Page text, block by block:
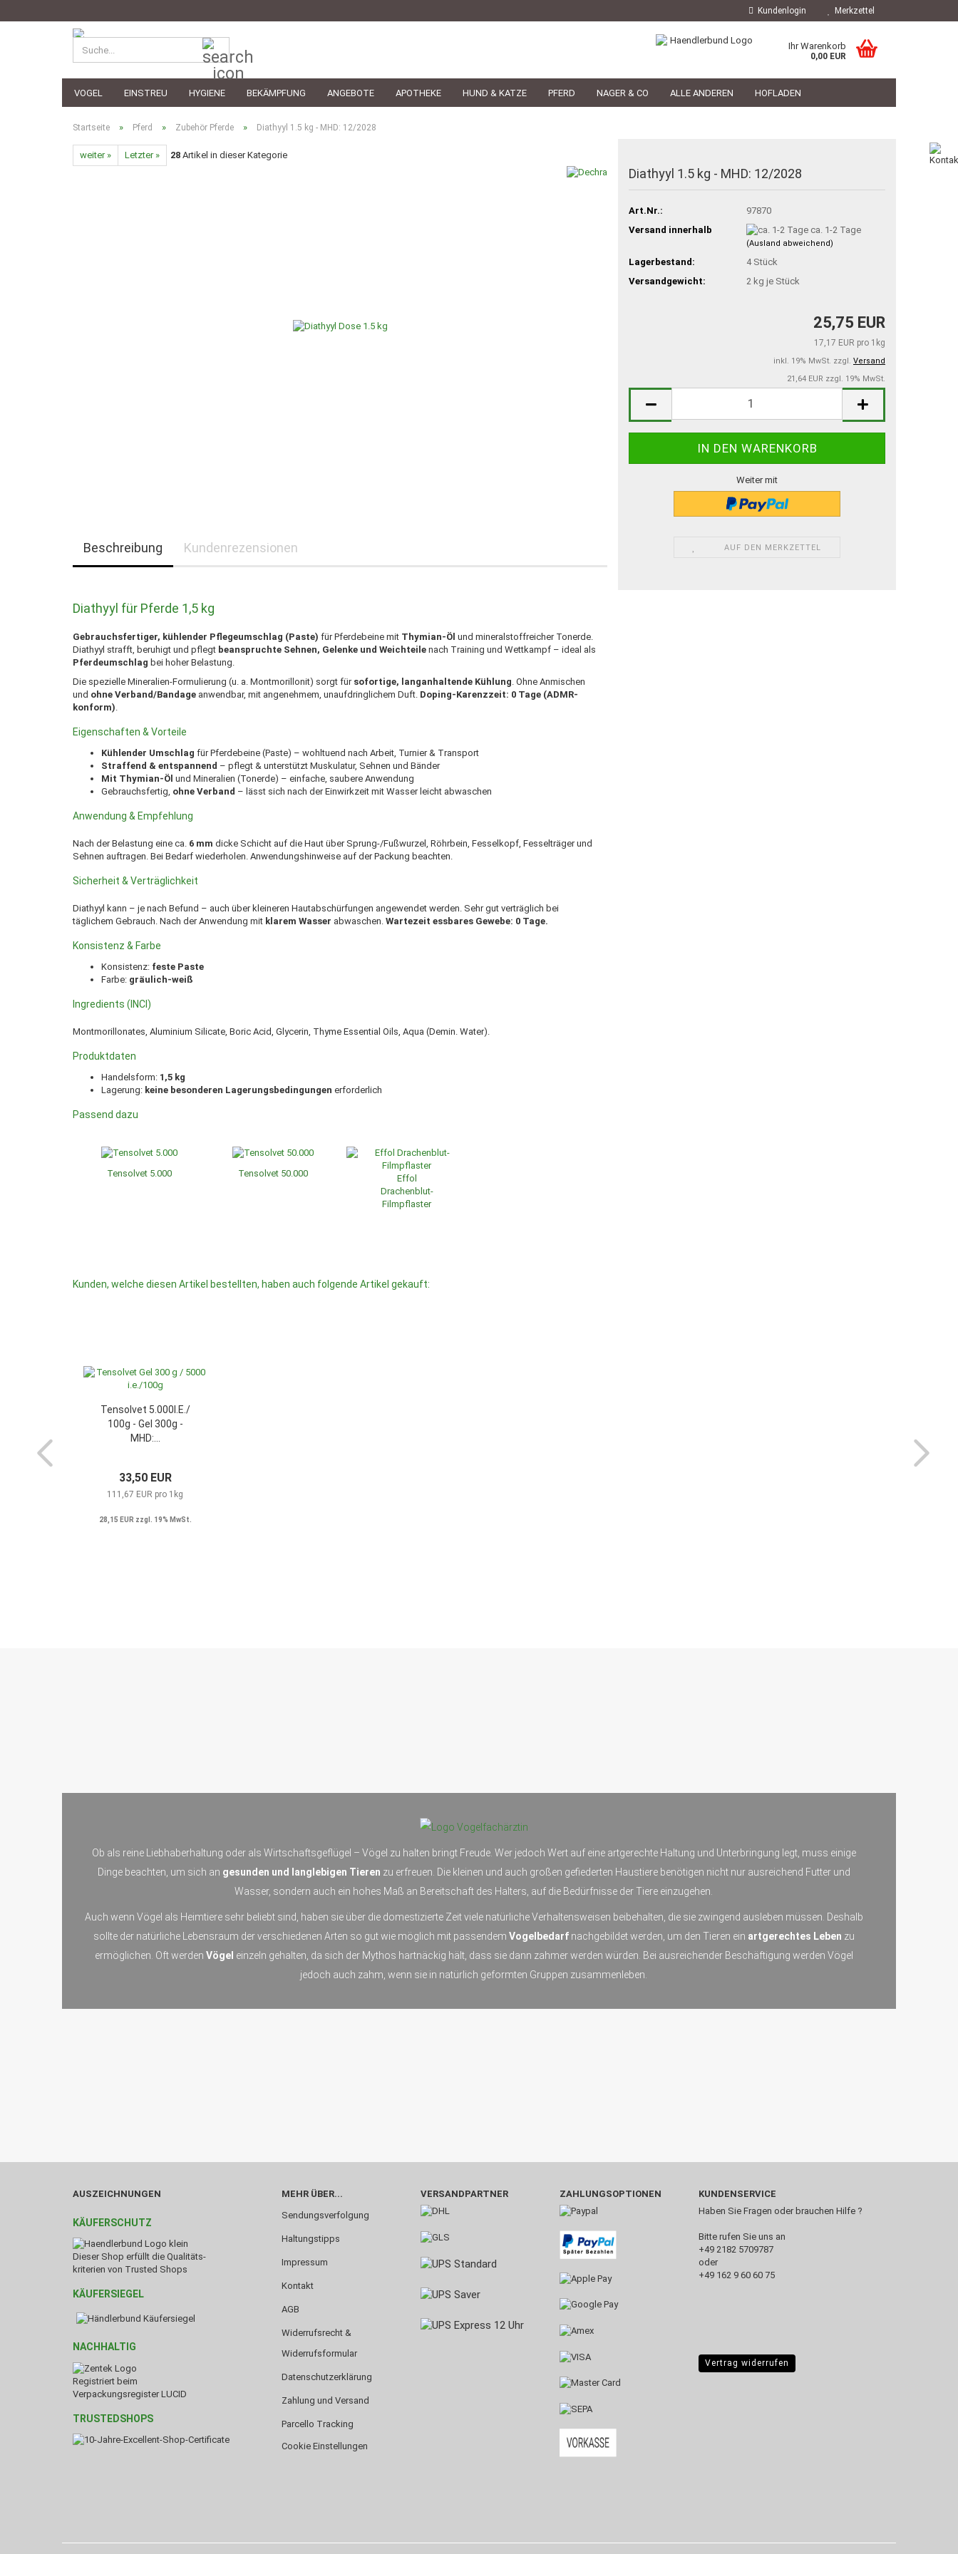
Kundenlogin Merkzettel
Ihr Warenkorb
0,00 EUR
VOGEL EINSTREU HYGIENE BEKÄMPFUNG ANGEBOTE APOTHEKE HUND & KATZE PFERD NAGER & CO ALLE ANDEREN HOFLADEN
Startseite » Pferd » Zubehör Pferde » Diathyyl 1.5 kg - MHD: 12/2028
weiter » Letzter » 28 Artikel in dieser Kategorie
Diathyyl 1.5 kg - MHD: 12/2028
Art.Nr.:
97870
Versand innerhalb
ca. 1-2 Tage
(Ausland abweichend)
Lagerbestand: 4 Stück
Versandgewicht:
2 kg je Stück
25,75 EUR
17,17 EUR pro 1kg
inkl. 19% MwSt. zzgl. Versand
21,64 EUR zzgl. 19% MwSt.
Weiter mit
AUF DEN MERKZETTEL
Beschreibung Kundenrezensionen
Diathyyl für Pferde 1,5 kg
Gebrauchsfertiger, kühlender Pflegeumschlag (Paste) für Pferdebeine mit Thymian-Öl und mineralstoffreicher Tonerde.
Diathyyl strafft, beruhigt und pflegt beanspruchte Sehnen, Gelenke und Weichteile nach Training und Wettkampf – ideal als
Pferdeumschlag bei hoher Belastung.
Die spezielle Mineralien-Formulierung (u. a. Montmorillonit) sorgt für sofortige, langanhaltende Kühlung. Ohne Anmischen
und ohne Verband/Bandage anwendbar, mit angenehmem, unaufdringlichem Duft. Doping-Karenzzeit: 0 Tage (ADMR-
konform).
Eigenschaften & Vorteile
Kühlender Umschlag für Pferdebeine (Paste) – wohltuend nach Arbeit, Turnier & Transport
Straffend & entspannend – pflegt & unterstützt Muskulatur, Sehnen und Bänder
Mit Thymian-Öl und Mineralien (Tonerde) – einfache, saubere Anwendung
Gebrauchsfertig, ohne Verband – lässt sich nach der Einwirkzeit mit Wasser leicht abwaschen
Anwendung & Empfehlung
Nach der Belastung eine ca. 6 mm dicke Schicht auf die Haut über Sprung-/Fußwurzel, Röhrbein, Fesselkopf, Fesselträger und
Sehnen auftragen. Bei Bedarf wiederholen. Anwendungshinweise auf der Packung beachten.
Sicherheit & Verträglichkeit
Diathyyl kann – je nach Befund – auch über kleineren Hautabschürfungen angewendet werden. Sehr gut verträglich bei
täglichem Gebrauch. Nach der Anwendung mit klarem Wasser abwaschen. Wartezeit essbares Gewebe: 0 Tage.
Konsistenz & Farbe
Konsistenz: feste Paste
Farbe: gräulich-weiß
Ingredients (INCI)
Montmorillonates, Aluminium Silicate, Boric Acid, Glycerin, Thyme Essential Oils, Aqua (Demin. Water).
Produktdaten
Handelsform: 1,5 kg
Lagerung: keine besonderen Lagerungsbedingungen erforderlich
Passend dazu
Tensolvet 5.000 Tensolvet 50.000
Effol
Drachenblut-
Filmpflaster
Kunden, welche diesen Artikel bestellten, haben auch folgende Artikel gekauft:
Tensolvet 5.000I.E./
100g - Gel 300g -
MHD:...
33,50 EUR
111,67 EUR pro 1kg
28,15 EUR zzgl. 19% MwSt.
Ob als reine Liebhaberhaltung oder als Wirtschaftsgeflügel – Vögel zu halten bringt Freude. Wer jedoch Wert auf eine artgerechte Haltung und Unterbringung legt, muss einige
Dinge beachten, um sich an gesunden und langlebigen Tieren zu erfreuen. Die kleinen und auch großen gefiederten Haustiere benötigen nicht nur ausreichend Futter und
Wasser, sondern auch ein hohes Maß an Bereitschaft des Halters, auf die Bedürfnisse der Tiere einzugehen.
Auch wenn Vögel als Heimtiere sehr beliebt sind, haben sie über die domestizierte Zeit viele natürliche Verhaltensweisen beibehalten, die sie zwingend ausleben müssen. Deshalb
sollte der natürliche Lebensraum der verschiedenen Arten so gut wie möglich mit passendem Vogelbedarfnachgebildet werden, um den Tieren ein artgerechtes Leben zu
ermöglichen. Oft werden Vögel einzeln gehalten, da sich der Mythos hartnäckig hält, dass sie dann zahmer werden würden. Bei ausreichender Beschäftigung werden Vögel
jedoch auch zahm, wenn sie in natürlich geformten Gruppen zusammenleben.
AUSZEICHNUNGEN
KÄUFERSCHUTZ
Dieser Shop erfüllt die Qualitäts-
kriterien von Trusted Shops
KÄUFERSIEGEL
NACHHALTIG
Registriert beim
Verpackungsregister LUCID
TRUSTEDSHOPS
MEHR ÜBER...
Sendungsverfolgung
Haltungstipps
Impressum
Kontakt
AGB
Widerrufsrecht &
Widerrufsformular
Datenschutzerklärung
Zahlung und Versand
Parcello Tracking
Cookie Einstellungen
VERSANDPARTNER ZAHLUNGSOPTIONEN
KUNDENSERVICE
Haben Sie Fragen oder brauchen Hilfe ?
Bitte rufen Sie uns an
+49 2182 5709787‬
oder
+49 162 9 60 60 75
Vertrag widerrufen